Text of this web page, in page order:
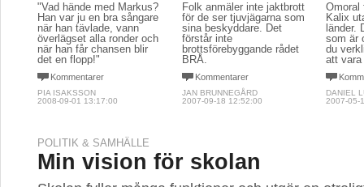
"Vad hände med Markus?
Han var ju en bra sångare
när han tävlade, vann
överlägset alla ronder och
när han får chansen blir
det en flopp!"
Kommentarer
PIA ISAKSSON
2008-09-01 13:17:00
Folk anmäler inte jaktbrott
för de ser tjuvjägarna som
sina beskyddare. Det
förstår inte
brottsförebyggande rådet
BRÅ.
Kommentarer
JAN BRUNNEGÅRD
2007-09-18 12:52:00
Omoral
Kalix
länder.
som är
du
att vara
DANIEL
2007-05-
POLITIK & SAMHÄLLE
Min vision för skolan